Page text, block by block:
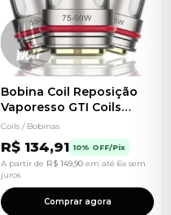
Bobina Coil Reposição
Vaporesso GTI Coils
Mesh
Coils / Bobinas
R$ 134,91 10% OFF/Pix
A partir de R$ 149,90 em até 6x sem
juros
Comprar agora